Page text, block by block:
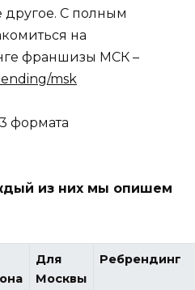
С полным
на
франшизы МСК –
msk
формата
из них мы опишем
Для
Москвы
Ребрендинг